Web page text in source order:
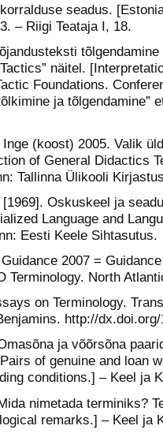
seadus.
– Riigi Teataja I, 18.
näitel.
Foundations.
ja tõlgendamine”
(koost) 2005. Valik
of General Didactics
Tallinna Ülikooli
Oskuskeel ja
Language and
Eesti Keele Sihtasutus.
2007 =
Terminology. North
on Terminology.
http://
ja võõrsõna
of genuine and loan
conditions.] – Keel ja
nimetada terminiks?
remarks.] – Keel ja